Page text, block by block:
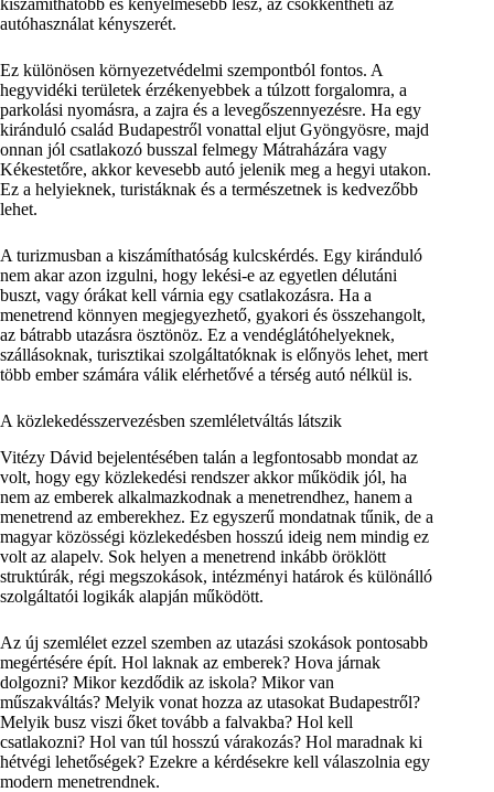
kiszámíthatóbb és kényelmesebb lesz, az csökkentheti az
autóhasználat kényszerét.
Ez különösen környezetvédelmi szempontból fontos. A
hegyvidéki területek érzékenyebbek a túlzott forgalomra, a
parkolási nyomásra, a zajra és a levegőszennyezésre. Ha egy
kiránduló család Budapestről vonattal eljut Gyöngyösre, majd
onnan jól csatlakozó busszal felmegy Mátraházára vagy
Kékestetőre, akkor kevesebb autó jelenik meg a hegyi utakon.
Ez a helyieknek, turistáknak és a természetnek is kedvezőbb
lehet.
A turizmusban a kiszámíthatóság kulcskérdés. Egy kiránduló
nem akar azon izgulni, hogy lekési-e az egyetlen délutáni
buszt, vagy órákat kell várnia egy csatlakozásra. Ha a
menetrend könnyen megjegyezhető, gyakori és összehangolt,
az bátrabb utazásra ösztönöz. Ez a vendéglátóhelyeknek,
szállásoknak, turisztikai szolgáltatóknak is előnyös lehet, mert
több ember számára válik elérhetővé a térség autó nélkül is.
A közlekedésszervezésben szemléletváltás látszik
Vitézy Dávid bejelentésében talán a legfontosabb mondat az
volt, hogy egy közlekedési rendszer akkor működik jól, ha
nem az emberek alkalmazkodnak a menetrendhez, hanem a
menetrend az emberekhez. Ez egyszerű mondatnak tűnik, de a
magyar közösségi közlekedésben hosszú ideig nem mindig ez
volt az alapelv. Sok helyen a menetrend inkább öröklött
struktúrák, régi megszokások, intézményi határok és különálló
szolgáltatói logikák alapján működött.
Az új szemlélet ezzel szemben az utazási szokások pontosabb
megértésére épít. Hol laknak az emberek? Hova járnak
dolgozni? Mikor kezdődik az iskola? Mikor van
műszakváltás? Melyik vonat hozza az utasokat Budapestről?
Melyik busz viszi őket tovább a falvakba? Hol kell
csatlakozni? Hol van túl hosszú várakozás? Hol maradnak ki
hétvégi lehetőségek? Ezekre a kérdésekre kell válaszolnia egy
modern menetrendnek.